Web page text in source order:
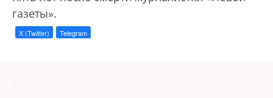
газеты».
X (Twitter) Telegram